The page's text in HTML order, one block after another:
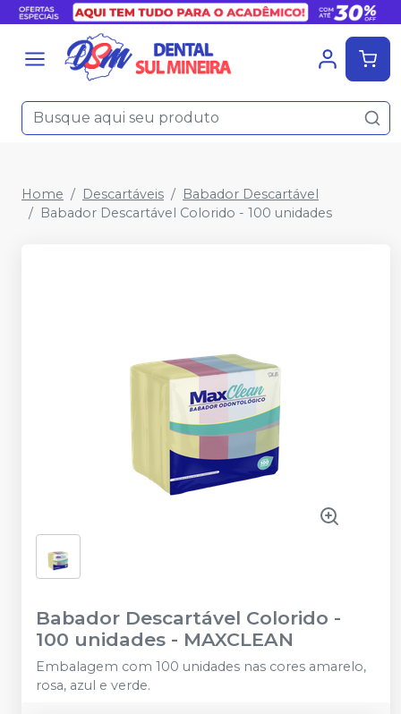
Home Descartáveis
Babador Descartável
Babador Descartável Colorido - 100 unidades
Babador Descartável Colorido -
100 unidades - MAXCLEAN
Embalagem com 100 unidades nas cores amarelo,
rosa, azul e verde.